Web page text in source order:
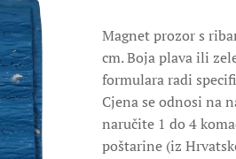
Magnet prozor s
cm. Boja plava ili
formulara radi
Cjena se odnosi na
naručite 1 do 4
poštarine (iz